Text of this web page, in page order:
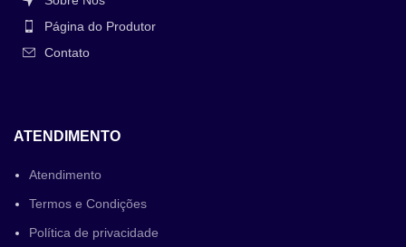
Página do Produtor
Contato
ATENDIMENTO
Atendimento
Termos e Condições
Política de privacidade